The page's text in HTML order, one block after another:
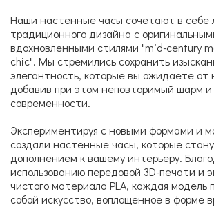
Наши настенные часы сочетают в себе
традиционного дизайна с
вдохновленными стилями "mid-century
chic". Мы стремились сохранить
элегантность, которые вы ожидаете от
добавив при этом неповторимый шарм
современности.
Экспериментируя с новыми формами и
создали настенные часы, которые
дополнением к вашему интерьеру.
использованию передовой 3D-печати и
чистого материала PLA, каждая модель
собой искусство, воплощенное в форме